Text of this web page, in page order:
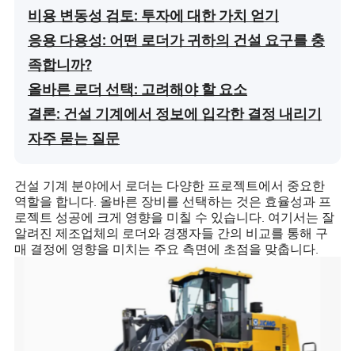
비용 변동성 검토: 투자에 대한 가치 얻기
응용 다용성: 어떤 로더가 귀하의 건설 요구를 충
족합니까?
올바른 로더 선택: 고려해야 할 요소
결론: 건설 기계에서 정보에 입각한 결정 내리기
자주 묻는 질문
건설 기계 분야에서 로더는 다양한 프로젝트에서 중요한
역할을 합니다. 올바른 장비를 선택하는 것은 효율성과 프
로젝트 성공에 크게 영향을 미칠 수 있습니다. 여기서는 잘
알려진 제조업체의 로더와 경쟁자들 간의 비교를 통해 구
매 결정에 영향을 미치는 주요 측면에 초점을 맞춥니다.